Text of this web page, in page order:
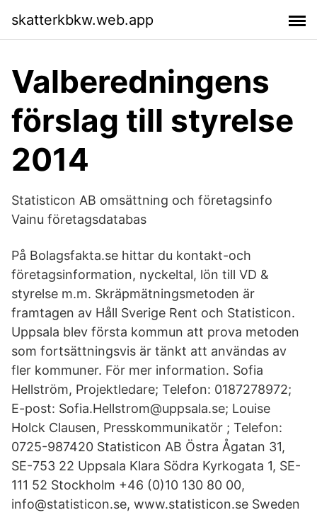
skatterkbkw.web.app
Valberedningens
förslag till styrelse
2014
Statisticon AB omsättning och företagsinfo
Vainu företagsdatabas
På Bolagsfakta.se hittar du kontakt-och
företagsinformation, nyckeltal, lön till VD &
styrelse m.m. Skräpmätningsmetoden är
framtagen av Håll Sverige Rent och Statisticon.
Uppsala blev första kommun att prova metoden
som fortsättningsvis är tänkt att användas av
fler kommuner. För mer information. Sofia
Hellström, Projektledare; Telefon: 0187278972;
E-post: Sofia.Hellstrom@uppsala.se; Louise
Holck Clausen, Presskommunikatör ; Telefon:
0725-987420 Statisticon AB Östra Ågatan 31,
SE-753 22 Uppsala Klara Södra Kyrkogata 1, SE-
111 52 Stockholm +46 (0)10 130 80 00,
info@statisticon.se, www.statisticon.se Sweden